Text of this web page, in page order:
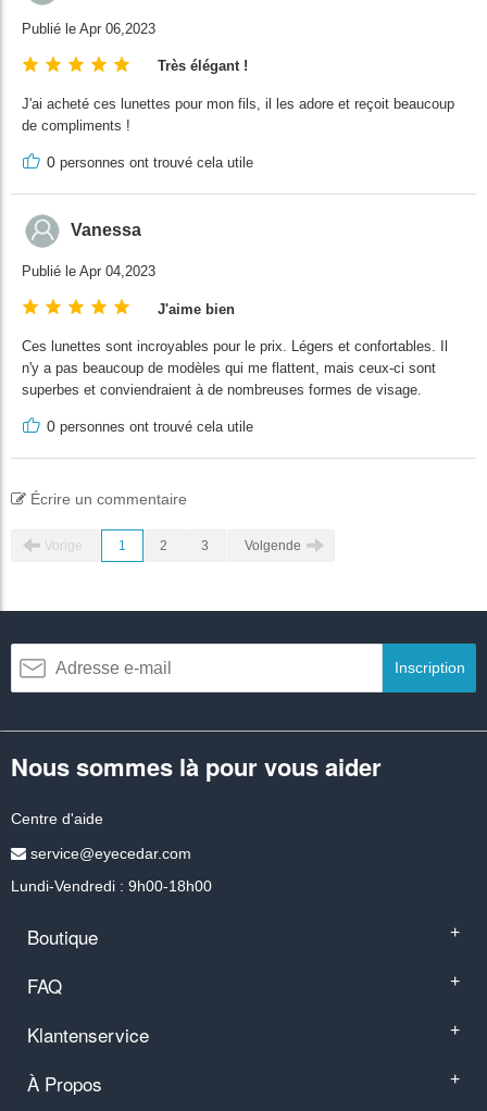
Publié le Apr 06,2023
Très élégant !
J'ai acheté ces lunettes pour mon fils, il les adore et reçoit beaucoup
de compliments !
0 personnes ont trouvé cela utile
Vanessa
Publié le Apr 04,2023
J'aime bien
Ces lunettes sont incroyables pour le prix. Légers et confortables. Il
n'y a pas beaucoup de modèles qui me flattent, mais ceux-ci sont
superbes et conviendraient à de nombreuses formes de visage.
0 personnes ont trouvé cela utile
Écrire un commentaire
Vorige 1 2 3 Volgende
Inscription
Nous sommes là pour vous aider
Centre d'aide
service@eyecedar.com
Lundi-Vendredi : 9h00-18h00
Boutique +
FAQ +
Klantenservice +
À Propos +